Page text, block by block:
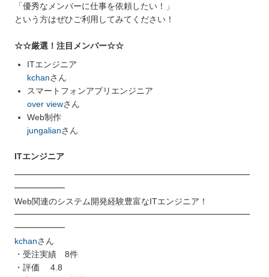
「優秀なメンバーに仕事を依頼したい！」
という方はぜひご利用してみてください！
☆☆厳選！注目メンバー☆☆
ITエンジニア
kchanさん
スマートフォンアプリエンジニア
over viewさん
Web制作
jungalianさん
ITエンジニア
━━━━━━━━━━━━━━━━━━━━━━━━━━━━
━━━━━━
Web関連のシステム開発経験豊富なITエンジニア！
━━━━━━━━━━━━━━━━━━━━━━━━━━━━
━━━━━━
kchanさん
・受注実績 8件
・評価 4.8